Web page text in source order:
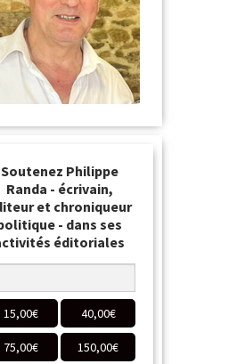
Soutenez Philippe
Randa - écrivain,
et chroniqueur
- dans ses
éditoriales
15,00€ 40,00€
75,00€ 150,00€